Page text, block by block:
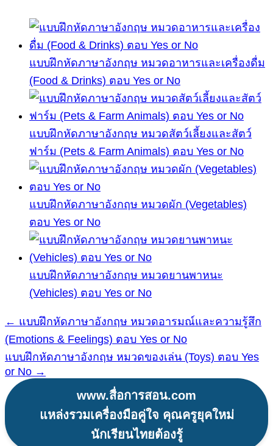
แบบฝึกหัดภาษาอังกฤษ หมวดอาหารและเครื่องดื่ม
(Food & Drinks) ตอบ Yes or No
แบบฝึกหัดภาษาอังกฤษ หมวดสัตว์เลี้ยงและสัตว์
ฟาร์ม (Pets & Farm Animals) ตอบ Yes or No
แบบฝึกหัดภาษาอังกฤษ หมวดผัก (Vegetables)
ตอบ Yes or No
แบบฝึกหัดภาษาอังกฤษ หมวดยานพาหนะ
(Vehicles) ตอบ Yes or No
แนะแนว
เรื่อง
← แบบฝึกหัดภาษาอังกฤษ หมวดอารมณ์และความรู้สึก
(Emotions & Feelings) ตอบ Yes or No
แบบฝึกหัดภาษาอังกฤษ หมวดของเล่น (Toys) ตอบ Yes
or No →
www.สื่อการสอน.com
แหล่งรวมเครื่องมือคู่ใจ คุณครูยุคใหม่
นักเรียนไทยต้องรู้